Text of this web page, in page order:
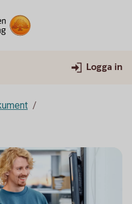
Logga in